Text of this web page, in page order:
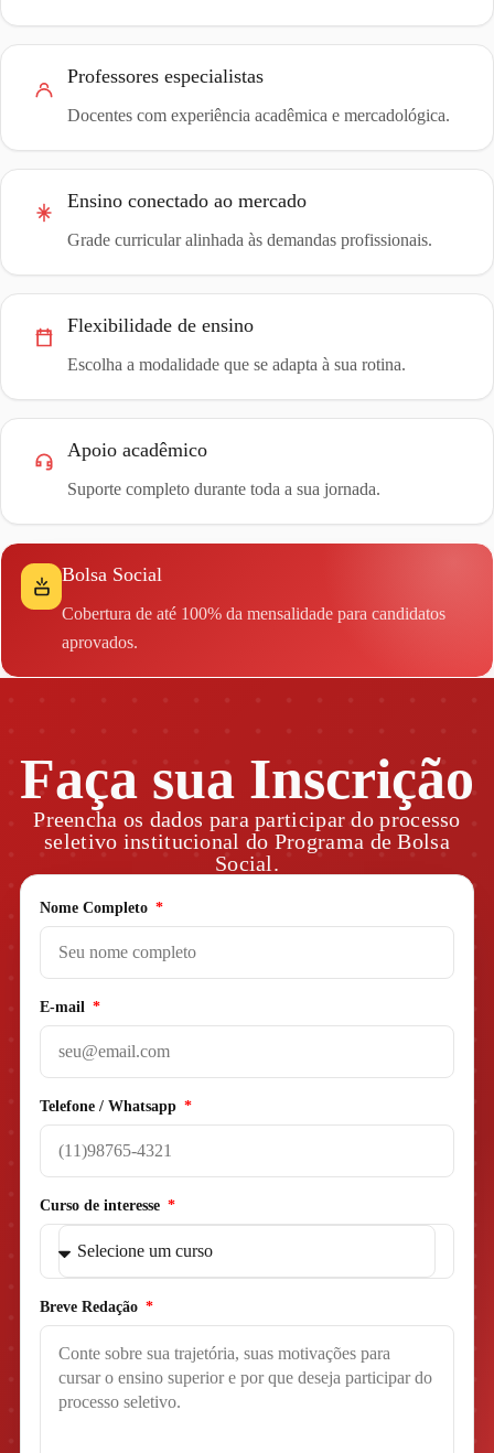
Professores especialistas
Docentes com experiência acadêmica e mercadológica.
Ensino conectado ao mercado
Grade curricular alinhada às demandas profissionais.
Flexibilidade de ensino
Escolha a modalidade que se adapta à sua rotina.
Apoio acadêmico
Suporte completo durante toda a sua jornada.
Bolsa Social
Cobertura de até 100% da mensalidade para candidatos
aprovados.
Faça sua Inscrição
Preencha os dados para participar do processo
seletivo institucional do Programa de Bolsa
Social.
Nome Completo
E-mail
Telefone / Whatsapp
Curso de interesse
Breve Redação